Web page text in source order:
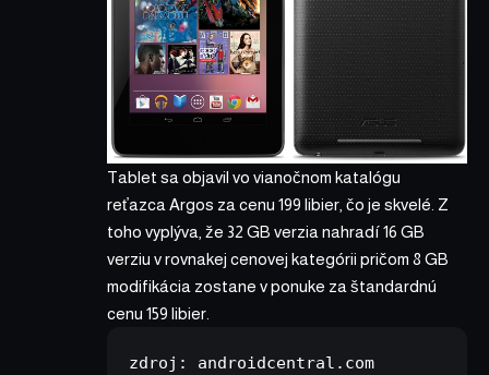
Tablet sa objavil vo vianočnom katalógu
reťazca Argos za cenu 199 libier, čo je skvelé. Z
toho vyplýva, že 32 GB verzia nahradí 16 GB
verziu v rovnakej cenovej kategórii pričom 8 GB
modifikácia zostane v ponuke za štandardnú
cenu 159 libier.
zdroj: androidcentral.com